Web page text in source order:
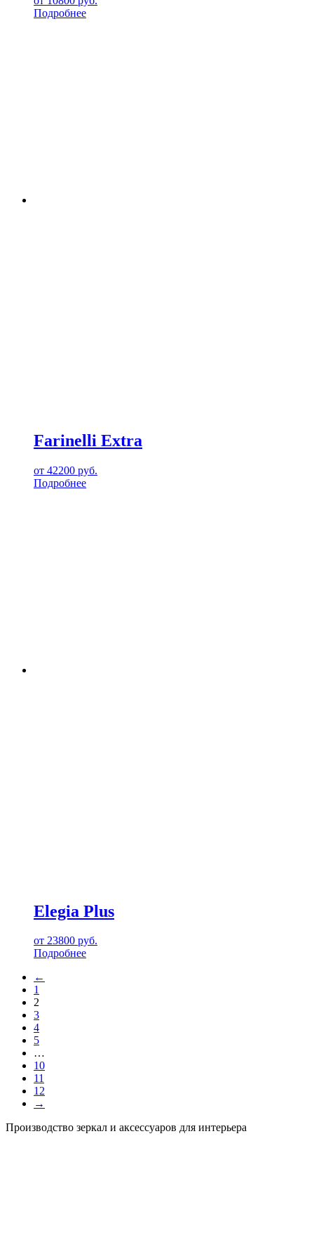
Подробнее
Farinelli Extra
от 42200 руб.
Подробнее
Elegia Plus
от 23800 руб.
Подробнее
←
1
2
3
4
5
…
10
11
12
→
Производство зеркал и аксессуаров для интерьера